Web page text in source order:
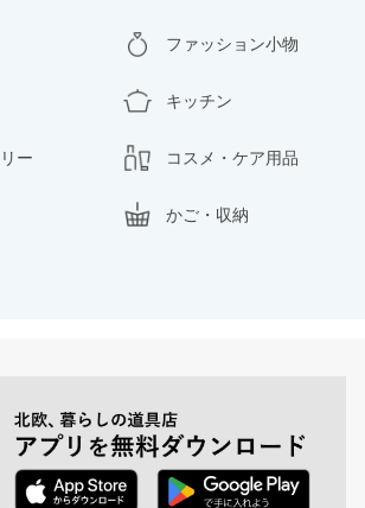
ファッション小物
キッチン
ー コスメ・ケア用品
かご・収納